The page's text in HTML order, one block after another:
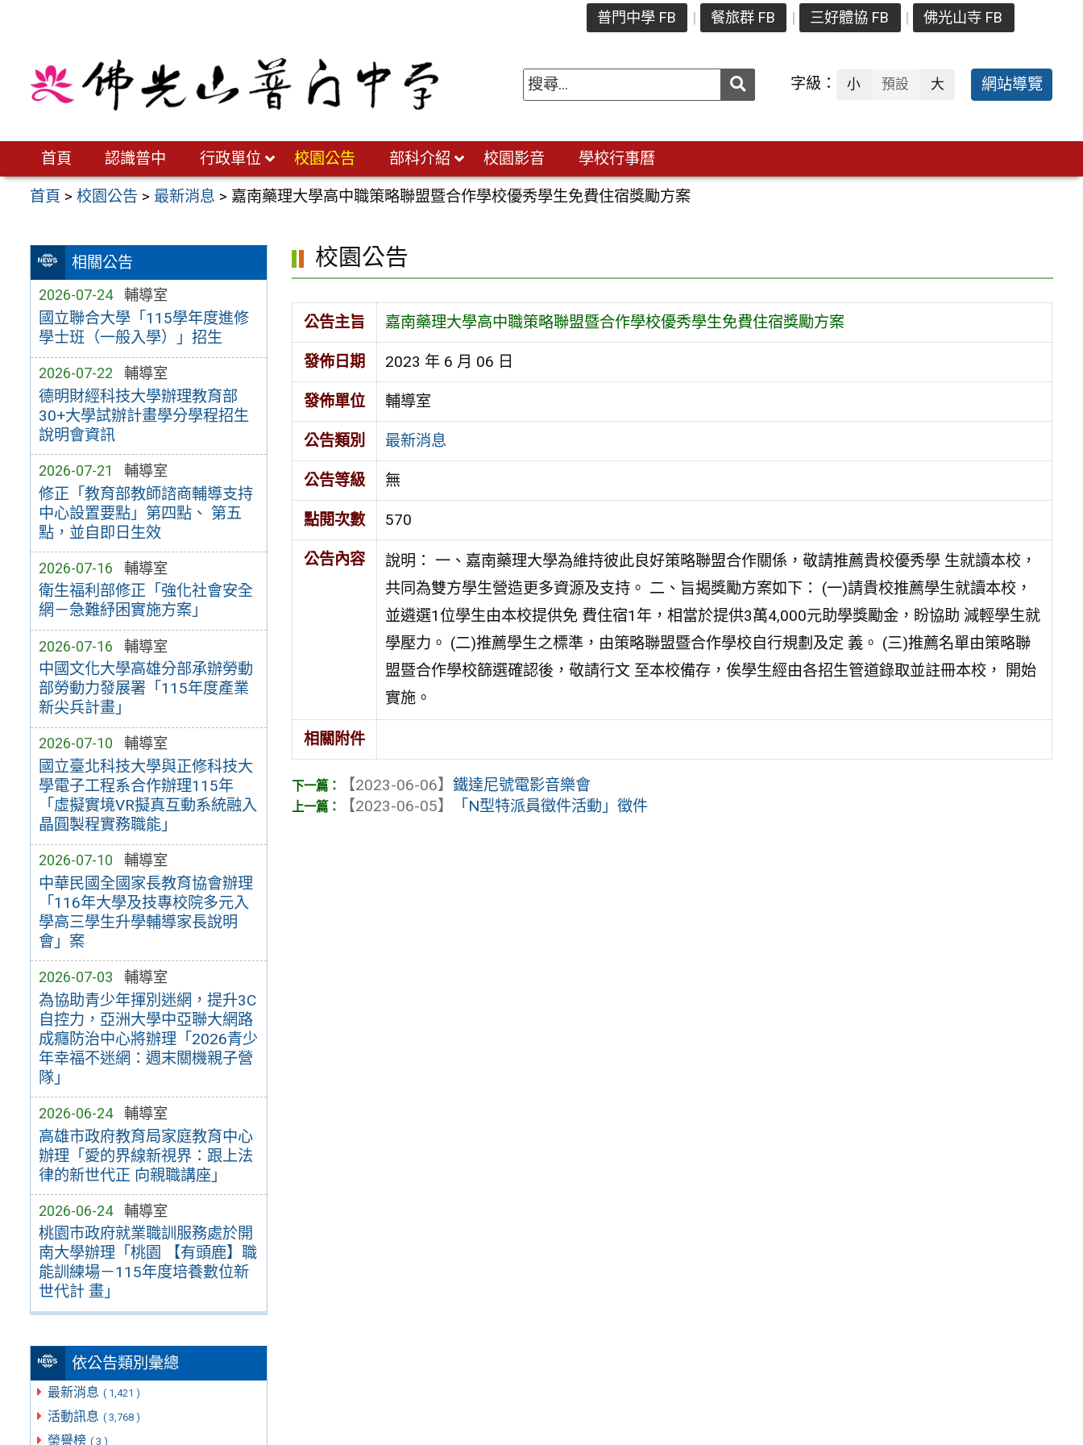
普門中學 FB 餐旅群 FB 三好體協 FB 佛光山寺 FB
送出 字級： 小 預設 大 網站導覽
首頁 認識普中 行政單位 校園公告 部科介紹 校園影音 學校行事曆
首頁 >校園公告 > 最新消息 > 嘉南藥理大學高中職策略聯盟暨合作學校優秀學生免費住宿獎勵方案
相關公告
2026-07-24 輔導室
國立聯合大學「115學年度進修
學士班（一般入學）」招生
2026-07-22 輔導室
德明財經科技大學辦理教育部
30+大學試辦計畫學分學程招生
說明會資訊
2026-07-21 輔導室
修正「教育部教師諮商輔導支持
中心設置要點」第四點、 第五
點，並自即日生效
2026-07-16 輔導室
衛生福利部修正「強化社會安全
網－急難紓困實施方案」
2026-07-16 輔導室
中國文化大學高雄分部承辦勞動
部勞動力發展署「115年度產業
新尖兵計畫」
2026-07-10 輔導室
國立臺北科技大學與正修科技大
學電子工程系合作辦理115年
「虛擬實境VR擬真互動系統融入
晶圓製程實務職能」
2026-07-10 輔導室
中華民國全國家長教育協會辦理
「116年大學及技專校院多元入
學高三學生升學輔導家長說明
會」案
2026-07-03 輔導室
為協助青少年揮別迷網，提升3C
自控力，亞洲大學中亞聯大網路
成癮防治中心將辦理「2026青少
年幸福不迷網：週末關機親子營
隊」
2026-06-24 輔導室
高雄市政府教育局家庭教育中心
辦理「愛的界線新視界：跟上法
律的新世代正 向親職講座」
2026-06-24 輔導室
桃園市政府就業職訓服務處於開
南大學辦理「桃園 【有頭鹿】職
能訓練場－115年度培養數位新
世代計 畫」
依公告類別彙總
最新消息 ( 1,421 )
活動訊息 ( 3,768 )
榮譽榜 ( 3 )
校園公告
公告主旨 嘉南藥理大學高中職策略聯盟暨合作學校優秀學生免費住宿獎勵方案
發佈日期 2023 年 6 月 06 日
發佈單位 輔導室
公告類別 最新消息
公告等級 無
點閱次數 570
公告內容
說明： 一、嘉南藥理大學為維持彼此良好策略聯盟合作關係，敬請推薦貴校優秀學 生就讀本校，
共同為雙方學生營造更多資源及支持。 二、旨揭獎勵方案如下： (一)請貴校推薦學生就讀本校，
並遴選1位學生由本校提供免 費住宿1年，相當於提供3萬4,000元助學獎勵金，盼協助 減輕學生就
學壓力。 (二)推薦學生之標準，由策略聯盟暨合作學校自行規劃及定 義。 (三)推薦名單由策略聯
盟暨合作學校篩選確認後，敬請行文 至本校備存，俟學生經由各招生管道錄取並註冊本校， 開始
實施。
相關附件
【2023-06-06】鐵達尼號電影音樂會
【2023-06-05】
「N型特派員徵件活動」徵件